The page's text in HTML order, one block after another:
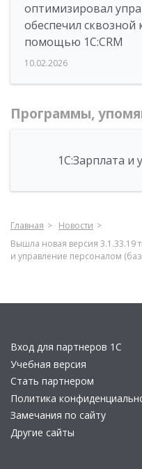
оптимизировал
обеспечил сквозной
помощью 1С:CRM
10.02.2026
Программы,
1С:Зарплата и
Главная
Новости
Вышла новая версия 3.1.33.19
и управление персоналом
Вход для партнеров 1С
Учебная версия
Стать партнером
Политика
Замечания по сайту
Другие сайты